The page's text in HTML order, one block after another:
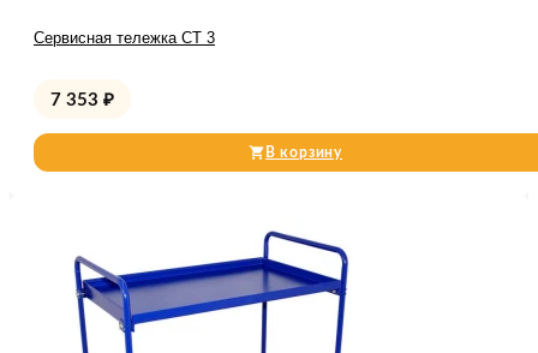
Сервисная тележка СТ 3
7 353 ₽
В корзину